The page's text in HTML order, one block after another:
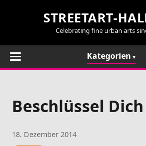
STREETART-
Celebrating fine urban arts
Kategorien
Beschlüssel Dich
18. Dezember 2014